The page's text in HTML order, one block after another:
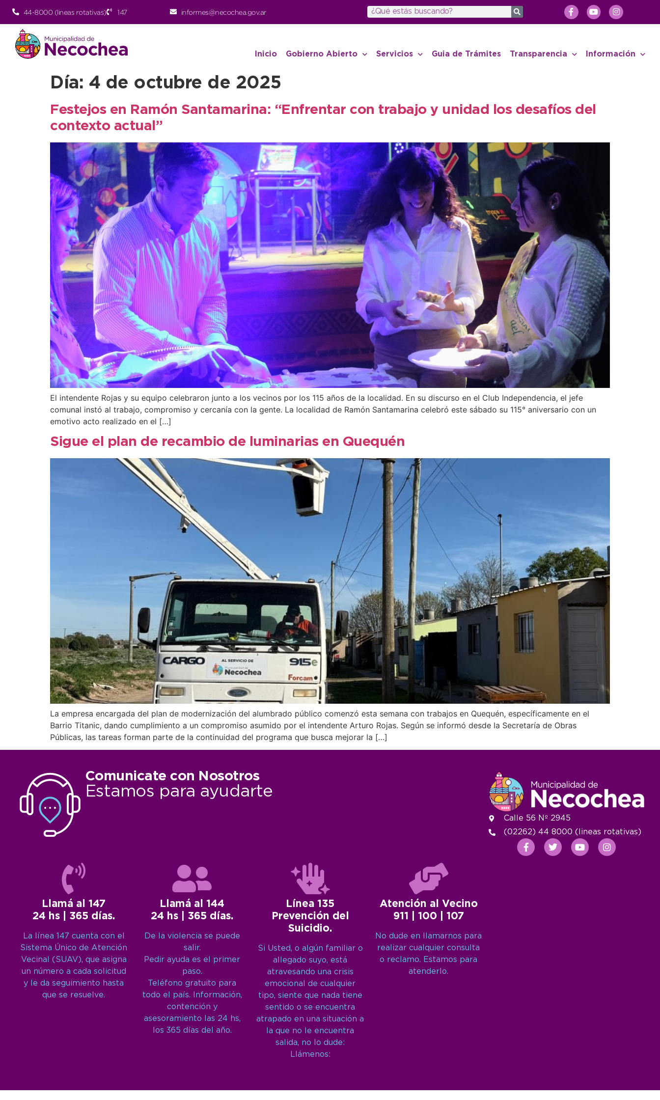
44-8000 (lineas rotativas) 147 informes@necochea.gov.ar
Inicio Gobierno Abierto Servicios Guia de Trámites Transparencia Información
Día: 4 de octubre de 2025
Festejos en Ramón Santamarina: “Enfrentar con trabajo y unidad los desafíos del
contexto actual”
El intendente Rojas y su equipo celebraron junto a los vecinos por los 115 años de la localidad. En su discurso en el Club Independencia, el jefe
comunal instó al trabajo, compromiso y cercanía con la gente. La localidad de Ramón Santamarina celebró este sábado su 115° aniversario con un
emotivo acto realizado en el […]
Sigue el plan de recambio de luminarias en Quequén
La empresa encargada del plan de modernización del alumbrado público comenzó esta semana con trabajos en Quequén, específicamente en el
Barrio Titanic, dando cumplimiento a un compromiso asumido por el intendente Arturo Rojas. Según se informó desde la Secretaría de Obras
Públicas, las tareas forman parte de la continuidad del programa que busca mejorar la […]
Comunicate con Nosotros
Estamos para ayudarte
Llamá al 147
24 hs | 365 días.
La línea 147 cuenta con el
Sistema Único de Atención
Vecinal (SUAV), que asigna
un número a cada solicitud
y le da seguimiento hasta
que se resuelve.
Llamá al 144
24 hs | 365 días.
De la violencia se puede
salir.
Pedir ayuda es el primer
paso.
Teléfono gratuito para
todo el país. Información,
contención y
asesoramiento las 24 hs,
los 365 días del año.
Línea 135
Prevención del
Suicidio.
Si Usted, o algún familiar o
allegado suyo, está
atravesando una crisis
emocional de cualquier
tipo, siente que nada tiene
sentido o se encuentra
atrapado en una situación a
la que no le encuentra
salida, no lo dude:
Llámenos:
Atención al Vecino
911 | 100 | 107
No dude en llamarnos para
realizar cualquier consulta
o reclamo. Estamos para
atenderlo.
Calle 56 Nº 2945
(02262) 44 8000 (lineas rotativas)